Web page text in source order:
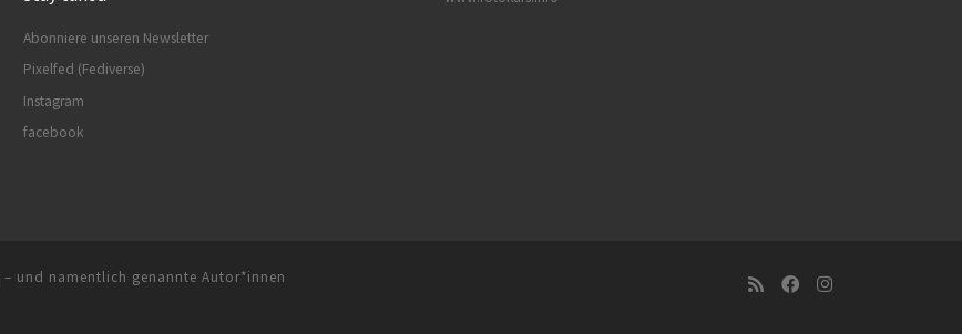
Abonniere unseren Newsletter
Pixelfed (Fediverse)
Instagram
facebook
– und namentlich genannte Autor*innen